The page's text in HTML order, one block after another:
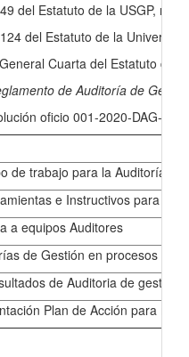
del Estatuto de la USGP,
del Estatuto de la
Cuarta del Estatuto de
de Auditoría de
oficio 001-2020-DAG-
de trabajo para la Auditoría
e Instructivos para la
a equipos Auditores
de Gestión en procesos
de Auditoria de
Plan de Acción para